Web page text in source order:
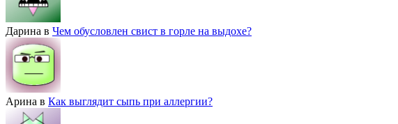
Дарина в Чем обусловлен свист в горле на выдохе?
Арина в Как выглядит сыпь при аллергии?